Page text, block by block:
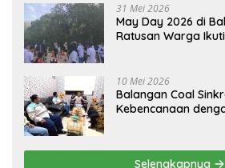
31 Mei 2026
May Day 2026 di
Ratusan Warga
10 Mei 2026
Balangan Coal
Kebencanaan
Selengkapnya